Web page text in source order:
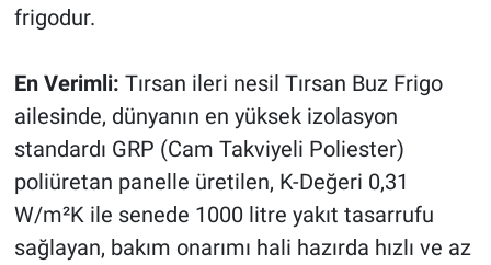
frigodur.
En Verimli: Tırsan ileri nesil Tırsan Buz Frigo
ailesinde, dünyanın en yüksek izolasyon
standardı GRP (Cam Takviyeli Poliester)
poliüretan panelle üretilen, K-Değeri 0,31
W/m²K ile senede 1000 litre yakıt tasarrufu
sağlayan, bakım onarımı hali hazırda hızlı ve az